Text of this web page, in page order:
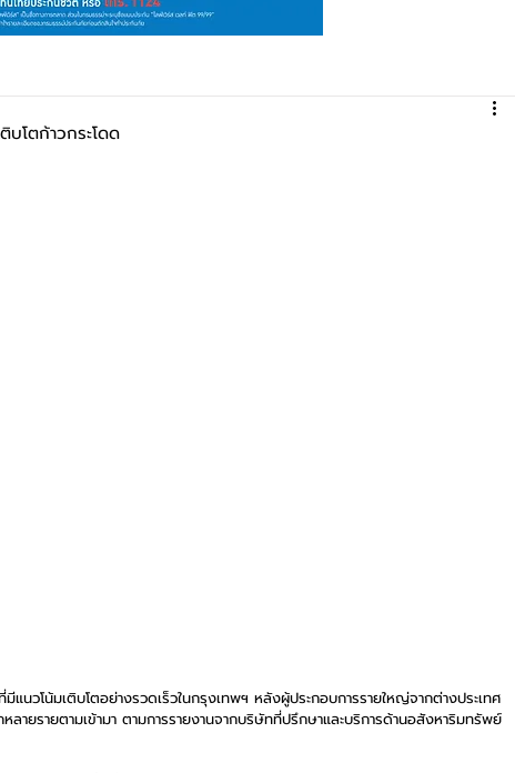
โตก้าวกระโดด
แนวโน้มเติบโตอย่างรวดเร็วในกรุงเทพฯ หลังผู้ประกอบการรายใหญ่จากต่างประเทศ
หลายรายตามเข้ามา ตามการรายงานจากบริษัทที่ปรึกษาและบริการด้านอสังหาริมทรัพย์